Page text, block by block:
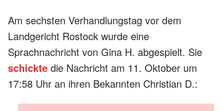
Am sechsten Verhandlungstag vor dem
Landgericht Rostock wurde eine
Sprachnachricht von Gina H. abgespielt. Sie
schickte die Nachricht am 11. Oktober um
17:58 Uhr an ihren Bekannten Christian D.: